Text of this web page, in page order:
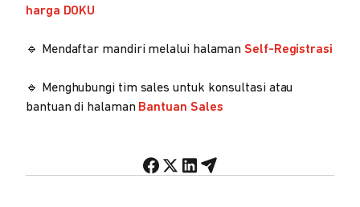
harga DOKU
🔹 Mendaftar mandiri melalui halaman Self-Registrasi
🔹 Menghubungi tim sales untuk konsultasi atau
bantuan di halaman Bantuan Sales